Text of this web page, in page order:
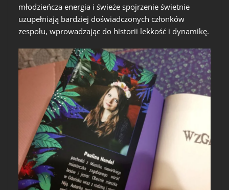
młodzieńcza energia i świeże spojrzenie świetnie
uzupełniają bardziej doświadczonych członków
zespołu, wprowadzając do historii lekkość i dynamikę.